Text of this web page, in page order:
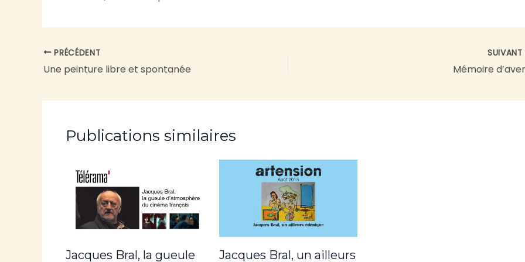
PRÉCÉDENT
Une peinture libre et spontanée
SUIVANT
Mémoire
Publications similaires
Jacques Bral, la gueule
Jacques Bral, un ailleurs